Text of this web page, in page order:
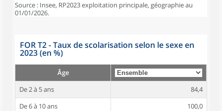
Source : Insee, RP2023 exploitation principale, géographie au
01/01/2026.
FOR T2 - Taux de scolarisation selon le sexe en
2023 (en %)
Âge
De 2 à 5 ans
84,4
De 6 à 10 ans
100,0